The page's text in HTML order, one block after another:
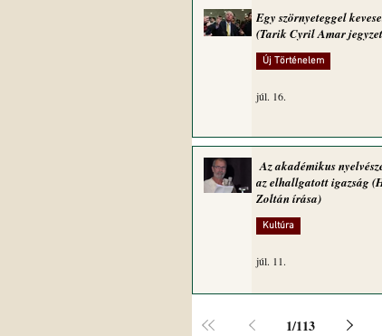
Egy szörnyeteggel
(Tarik Cyril Amar
Új Történelem
júl. 16.
Az akadémikus
az elhallgatott igazság
Zoltán írása)
Kultúra
júl. 11.
1/113